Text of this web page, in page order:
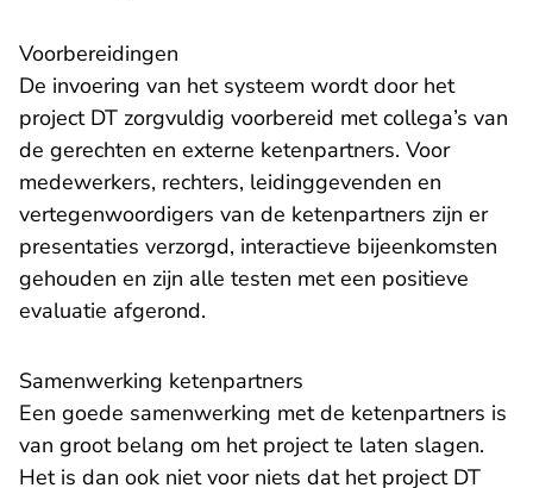
Voorbereidingen
De invoering van het systeem wordt door het
project DT zorgvuldig voorbereid met collega’s van
de gerechten en externe ketenpartners. Voor
medewerkers, rechters, leidinggevenden en
vertegenwoordigers van de ketenpartners zijn er
presentaties verzorgd, interactieve bijeenkomsten
gehouden en zijn alle testen met een positieve
evaluatie afgerond.
Samenwerking ketenpartners
Een goede samenwerking met de ketenpartners is
van groot belang om het project te laten slagen.
Het is dan ook niet voor niets dat het project DT